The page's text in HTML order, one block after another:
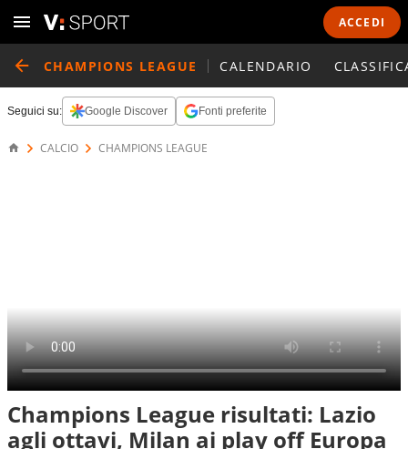
ACCEDI
CHAMPIONS LEAGUE CALENDARIO
Seguici su: Google Discover Fonti preferite
CALCIO CHAMPIONS LEAGUE
Champions League risultati: Lazio
agli ottavi, Milan ai play off Europa